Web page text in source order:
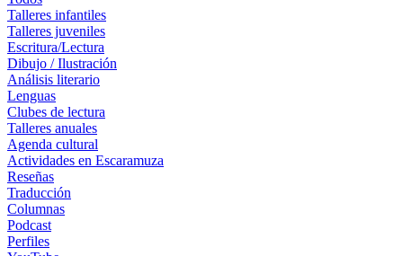
Talleres infantiles
Talleres juveniles
Escritura/Lectura
Dibujo / Ilustración
Análisis literario
Lenguas
Clubes de lectura
Talleres anuales
Agenda cultural
Actividades en Escaramuza
Reseñas
Traducción
Columnas
Podcast
Perfiles